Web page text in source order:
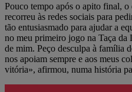
Pouco tempo após o apito final,
recorreu às redes sociais para
tão entusiasmado para ajudar a
no meu primeiro jogo na Taça da
de mim. Peço desculpa à família
nos apoiam sempre e aos meus
vitória», afirmou, numa história